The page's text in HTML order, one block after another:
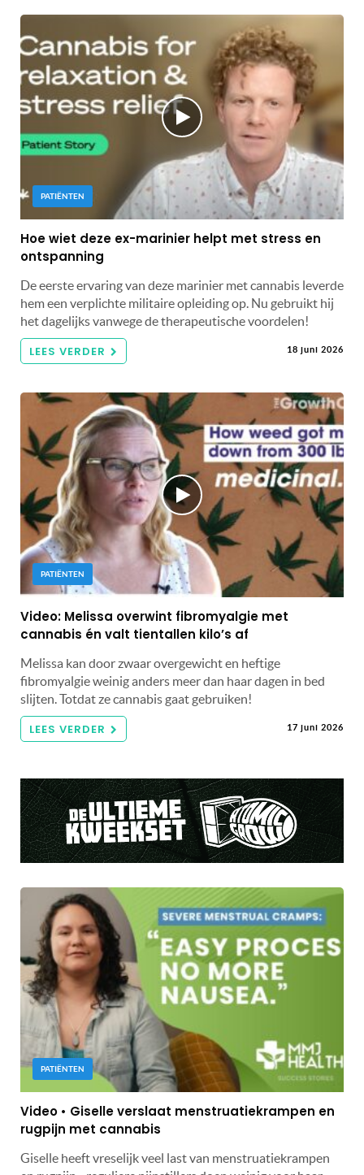
PATIËNTEN
Hoe wiet deze ex-marinier helpt met stress en
ontspanning
De eerste ervaring van deze marinier met cannabis leverde
hem een ​​verplichte militaire opleiding op. Nu gebruikt hij
het dagelijks vanwege de therapeutische voordelen!
LEES VERDER 18 juni 2026
PATIËNTEN
Video: Melissa overwint fibromyalgie met
cannabis én valt tientallen kilo’s af
Melissa kan door zwaar overgewicht en heftige
fibromyalgie weinig anders meer dan haar dagen in bed
slijten. Totdat ze cannabis gaat gebruiken!
LEES VERDER 17 juni 2026
PATIËNTEN
Video • Giselle verslaat menstruatiekrampen en
rugpijn met cannabis
Giselle heeft vreselijk veel last van menstruatiekrampen